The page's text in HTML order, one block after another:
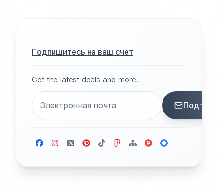
Подпишитесь на ваш счет
Get the latest deals and more.